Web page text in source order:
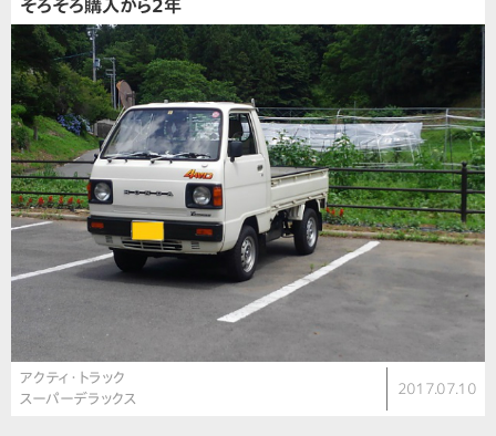
そろそろ購入から2年
アクティ・トラック
スーパーデラックス
2017.07.10